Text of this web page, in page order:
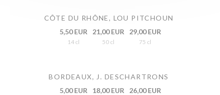
CÔTE DU RHÔNE, LOU PITCHOUN
5,50 EUR
14 cl
21,00 EUR
50 cl
29,00 EUR
75 cl
BORDEAUX, J. DESCHARTRONS
5,00 EUR
18,00 EUR 26,00 EUR